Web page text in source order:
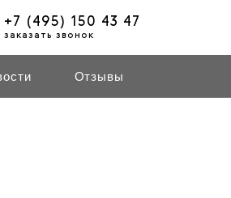
+7 (495) 150 43 47
заказать звонок
Отзывы